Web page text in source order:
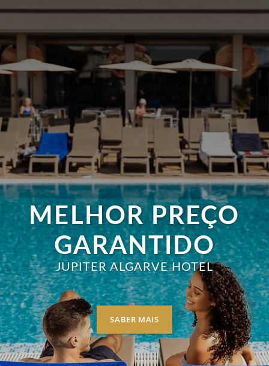
MELHOR PREÇO
GARANTIDO
JUPITER ALGARVE HOTEL
SABER MAIS